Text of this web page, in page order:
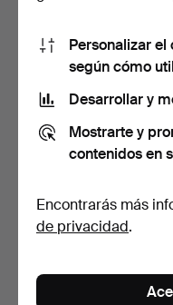
Satsuma, hacia 1900,
Ja…
Subastado 13 jul 2026
Personalizar el
según cómo
Desarrollar y
Mostrarte y
contenidos en
Encontrarás más
de privacidad.